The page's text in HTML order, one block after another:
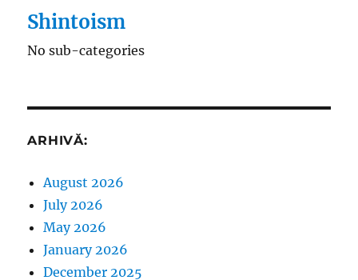
Shintoism
No sub-categories
ARHIVĂ:
August 2026
July 2026
May 2026
January 2026
December 2025